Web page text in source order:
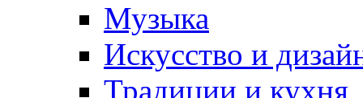
Музыка
Искусство и
Традиции и кухня